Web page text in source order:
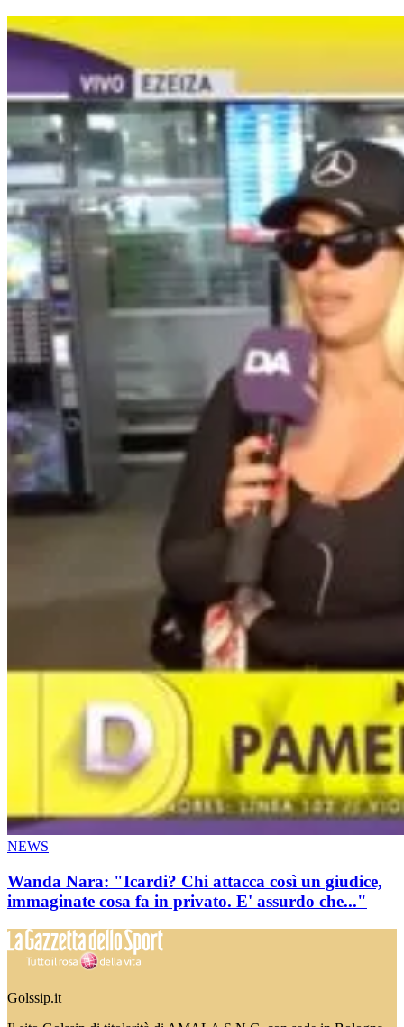
NEWS
Wanda Nara: "Icardi? Chi attacca così un giudice,
immaginate cosa fa in privato. E' assurdo che..."
Golssip.it